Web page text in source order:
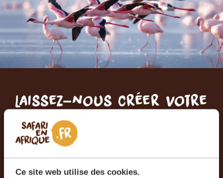
Ce site web utilise des cookies.
Laissez-nous créer votre
voyage sur mesure
RECEVEZ UN DEVIS GRATUIT, SANS